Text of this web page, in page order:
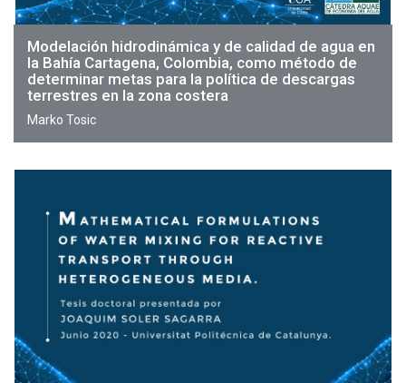
Modelación hidrodinámica y de calidad de agua en
la Bahía Cartagena, Colombia, como método de
determinar metas para la política de descargas
terrestres en la zona costera
Marko Tosic